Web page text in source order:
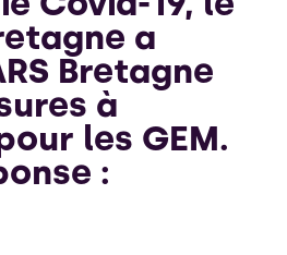
a
Bretagne
à
les GEM.
: